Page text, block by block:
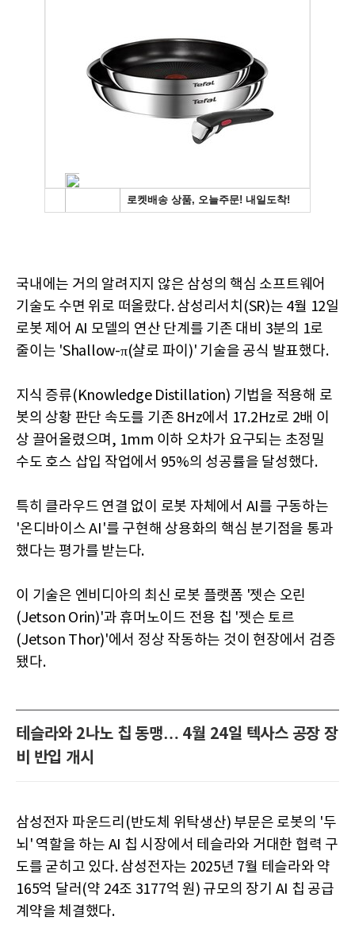
국내에는 거의 알려지지 않은 삼성의 핵심 소프트웨어
기술도 수면 위로 떠올랐다. 삼성리서치(SR)는 4월 12일
로봇 제어 AI 모델의 연산 단계를 기존 대비 3분의 1로
줄이는 'Shallow-π(샬로 파이)' 기술을 공식 발표했다.
지식 증류(Knowledge Distillation) 기법을 적용해 로
봇의 상황 판단 속도를 기존 8Hz에서 17.2Hz로 2배 이
상 끌어올렸으며, 1mm 이하 오차가 요구되는 초정밀
수도 호스 삽입 작업에서 95%의 성공률을 달성했다.
특히 클라우드 연결 없이 로봇 자체에서 AI를 구동하는
'온디바이스 AI'를 구현해 상용화의 핵심 분기점을 통과
했다는 평가를 받는다.
이 기술은 엔비디아의 최신 로봇 플랫폼 '젯슨 오린
(Jetson Orin)'과 휴머노이드 전용 칩 '젯슨 토르
(Jetson Thor)'에서 정상 작동하는 것이 현장에서 검증
됐다.
테슬라와 2나노 칩 동맹… 4월 24일 텍사스 공장 장
비 반입 개시
삼성전자 파운드리(반도체 위탁생산) 부문은 로봇의 '두
뇌' 역할을 하는 AI 칩 시장에서 테슬라와 거대한 협력 구
도를 굳히고 있다. 삼성전자는 2025년 7월 테슬라와 약
165억 달러(약 24조 3177억 원) 규모의 장기 AI 칩 공급
계약을 체결했다.